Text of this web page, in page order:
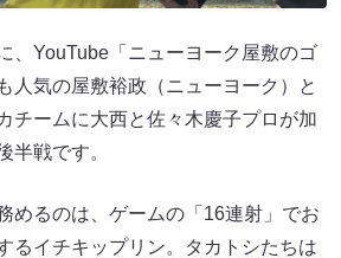
、YouTube「ニューヨーク屋敷のゴ
人気の屋敷裕政（ニューヨーク）と
チームに大西と佐々木慶子プロが加
半戦です。
めるのは、ゲームの「16連射」でお
るイチキップリン。タカトシたちは